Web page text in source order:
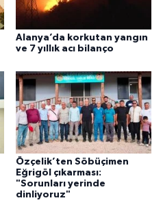
Alanya’da korkutan yangın
ve 7 yıllık acı bilanço
Özçelik’ten Söbüçimen
Eğrigöl çıkarması:
"Sorunları yerinde
dinliyoruz"